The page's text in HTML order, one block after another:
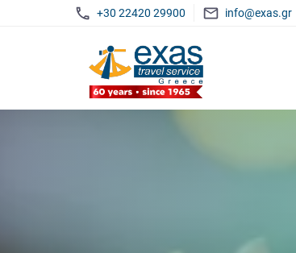
+30 22420 29900 info@exas.gr